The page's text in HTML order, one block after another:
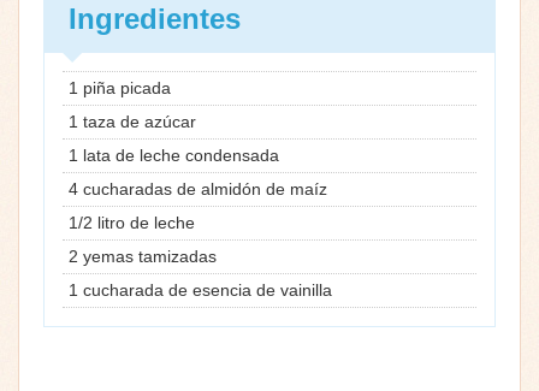
Ingredientes
1 piña picada
1 taza de azúcar
1 lata de leche condensada
4 cucharadas de almidón de maíz
1/2 litro de leche
2 yemas tamizadas
1 cucharada de esencia de vainilla